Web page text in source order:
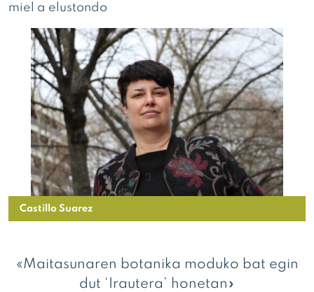
miel a elustondo
Castillo Suarez
«Maitasunaren botanika moduko bat egin
dut ‘Irautera’ honetan»